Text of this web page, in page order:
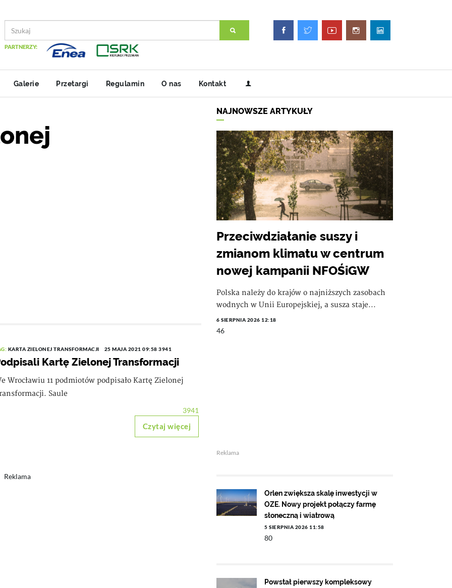
PARTNERZY:
Galerie Przetargi Regulamin O nas Kontakt
KARTA ZIELONEJ TRANSFORMACJI 25 MAJA 2021 09:58 3941
Kartę Zielonej Transformacji
Wrocławiu 11 podmiotów podpisało Kartę Zielonej
Saule
3941
Czytaj więcej
Reklama
NAJNOWSZE ARTYKUŁY
Przeciwdziałanie suszy i
zmianom klimatu w centrum
nowej kampanii NFOŚiGW
Polska należy do krajów o najniższych zasobach
wodnych w Unii Europejskiej, a susza staje...
6 SIERPNIA 2026 12:18
46
Reklama
Orlen zwiększa skalę inwestycji w
OZE. Nowy projekt połączy farmę
słoneczną i wiatrową
5 SIERPNIA 2026 11:58
80
Powstał pierwszy kompleksowy